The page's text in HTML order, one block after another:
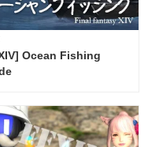
Ocean Fishing